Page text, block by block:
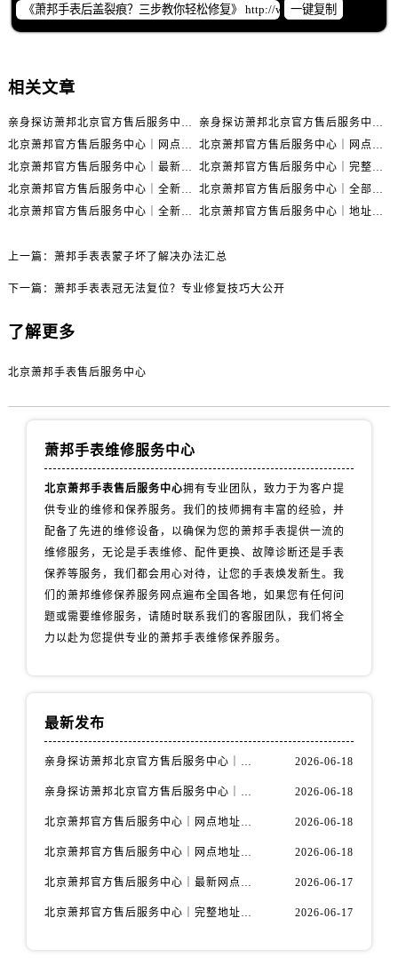
一键复制
相关文章
亲身探访萧邦北京官方售后服务中心｜全新地址及服务热线（2026年6月最新）
亲身探访萧邦北京官方售后服务中心｜最新电话与详细地址（2026年6月最新）
北京萧邦官方售后服务中心｜网点地址与服务热线权威信息公示（2026年6月最新）
北京萧邦官方售后服务中心｜网点地址与客服电话权威信息公示（2026年6月最新）
北京萧邦官方售后服务中心｜最新网点地址及热线权威信息公示（2026年6月最新）
北京萧邦官方售后服务中心｜完整地址与联系电话权威信息公示（2026年6月最新）
北京萧邦官方售后服务中心｜全新地址电话一览权威信息公示（2026年6月最新）
北京萧邦官方售后服务中心｜全部网点地址电话权威信息公示（2026年6月最新）
北京萧邦官方售后服务中心｜全新维修门店地址及电话权威信息公示（2026年6月最新）
北京萧邦官方售后服务中心｜地址与联系电话权威信息公示（2026年6月最新）
上一篇： 萧邦手表表蒙子坏了解决办法汇总
下一篇： 萧邦手表表冠无法复位？专业修复技巧大公开
了解更多
北京萧邦手表售后服务中心
萧邦手表维修服务中心
北京萧邦手表售后服务中心拥有专业团队，致力于为客户提
供专业的维修和保养服务。我们的技师拥有丰富的经验，并
配备了先进的维修设备，以确保为您的萧邦手表提供一流的
维修服务，无论是手表维修、配件更换、故障诊断还是手表
保养等服务，我们都会用心对待，让您的手表焕发新生。我
们的萧邦维修保养服务网点遍布全国各地，如果您有任何问
题或需要维修服务，请随时联系我们的客服团队，我们将全
力以赴为您提供专业的萧邦手表维修保养服务。
最新发布
亲身探访萧邦北京官方售后服务中心｜全新地址及服务热线（2026年6月最新） 2026-06-18
亲身探访萧邦北京官方售后服务中心｜最新电话与详细地址（2026年6月最新） 2026-06-18
北京萧邦官方售后服务中心｜网点地址与服务热线权威信息公示（2026年6月最新） 2026-06-18
北京萧邦官方售后服务中心｜网点地址与客服电话权威信息公示（2026年6月最新） 2026-06-18
北京萧邦官方售后服务中心｜最新网点地址及热线权威信息公示（2026年6月最新） 2026-06-17
北京萧邦官方售后服务中心｜完整地址与联系电话权威信息公示（2026年6月最新） 2026-06-17